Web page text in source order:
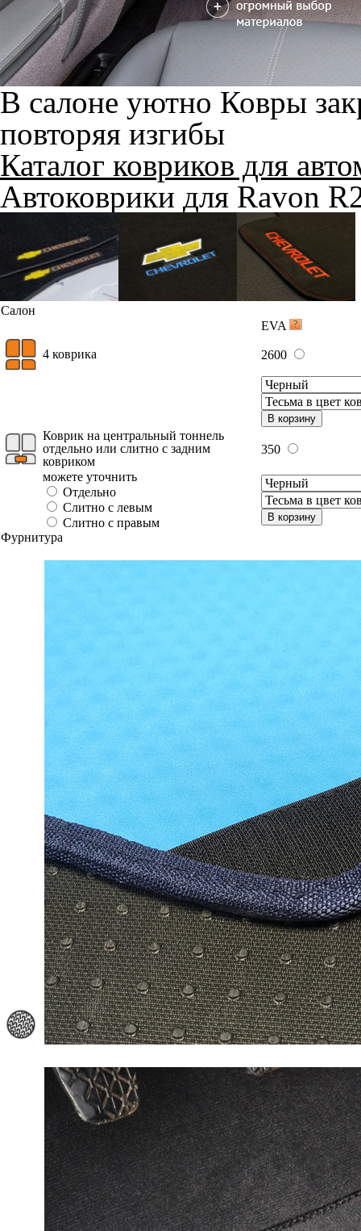
В салоне уютно Ковры
повторяя изгибы
Каталог ковриков для
Автоковрики для Ravon
Салон
EVA
4 коврика 2600
В корзину
Коврик на центральный тоннель
отдельно или слитно с задним
ковриком
350
можете уточнить
Отдельно
Слитно с левым
Слитно с правым
В корзину
Фурнитура